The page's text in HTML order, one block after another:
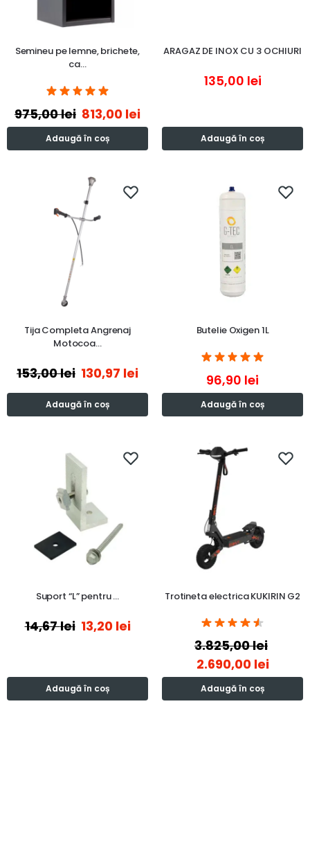
Semineu pe lemne, brichete,
ca…
975,00lei 813,00 lei
Adaugă în coș
ARAGAZ DE INOX CU 3 OCHIURI
135,00 lei
Adaugă în coș
Tija Completa Angrenaj
Motocoa…
153,00lei 130,97 lei
Adaugă în coș
Butelie Oxigen 1L
96,90 lei
Adaugă în coș
Suport “L” pentru …
14,67lei 13,20 lei
Adaugă în coș
Trotineta electrica KUKIRIN G2
3.825,00lei
2.690,00 lei
Adaugă în coș